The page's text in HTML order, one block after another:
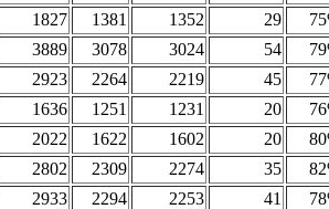
1827 1381 1352 29
3889 3078 3024 54
2923 2264 2219 45
1636 1251 1231 20
2022 1622 1602 20
2802 2309 2274 35
2933 2294 2253 41